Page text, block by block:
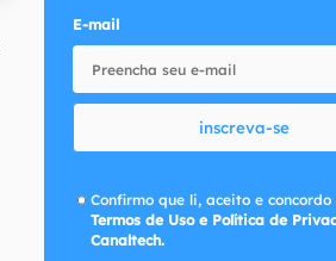
E-mail
inscreva-se
Confirmo que li, aceito e concordo
Termos de Uso e Política de
Canaltech.